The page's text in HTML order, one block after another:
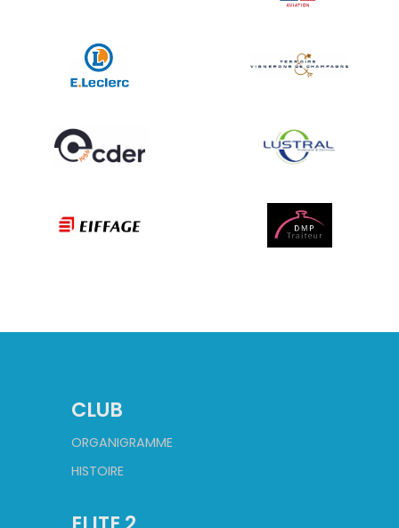
CLUB
ORGANIGRAMME
HISTOIRE